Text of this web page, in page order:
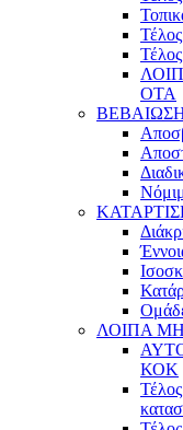
ΟΤΑ
ΛΟΙΠΑ
ΚΟΚ